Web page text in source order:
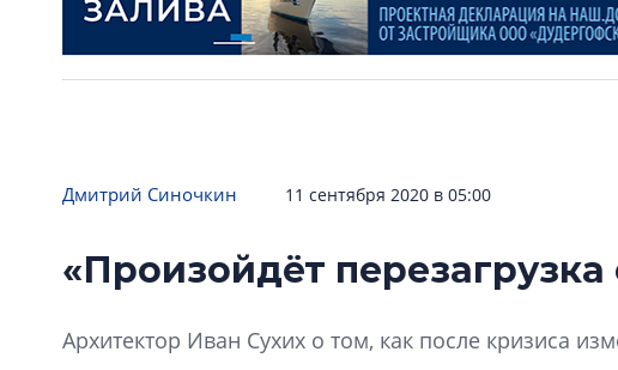
Дмитрий Синочкин 11 сентября 2020 в 05:00
«Произойдёт перезагрузка
Архитектор Иван Сухих о том, как после кризиса